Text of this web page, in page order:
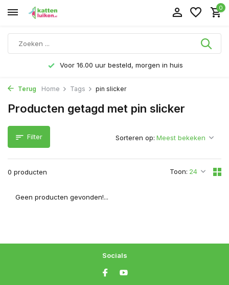
0
Voor 16.00 uur besteld, morgen in huis
Terug Home Tags pin slicker
Producten getagd met pin slicker
Filter
0 producten Toon:
Sorteren op:
Geen producten gevonden!...
Socials